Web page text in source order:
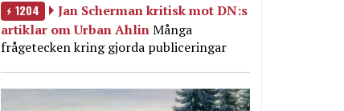
1204
Jan Scherman kritisk mot DN:s
artiklar om Urban AhlinMånga
frågetecken kring gjorda publiceringar